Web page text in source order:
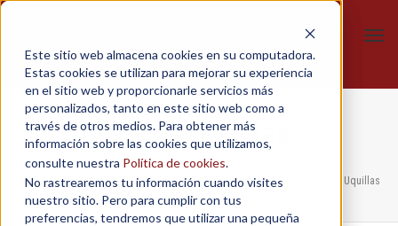
Este sitio web almacena cookies en su computadora.
Estas cookies se utilizan para mejorar su experiencia
en el sitio web y proporcionarle servicios más
personalizados, tanto en este sitio web como a
través de otros medios. Para obtener más
información sobre las cookies que utilizamos,
consulte nuestra Política de cookies.
No rastrearemos tu información cuando visites
nuestro sitio. Pero para cumplir con tus
preferencias, tendremos que utilizar una pequeña
Paola Uquillas
Home / In-Company / Estrategias de marketing digital - Pronaca Paola Uquillas